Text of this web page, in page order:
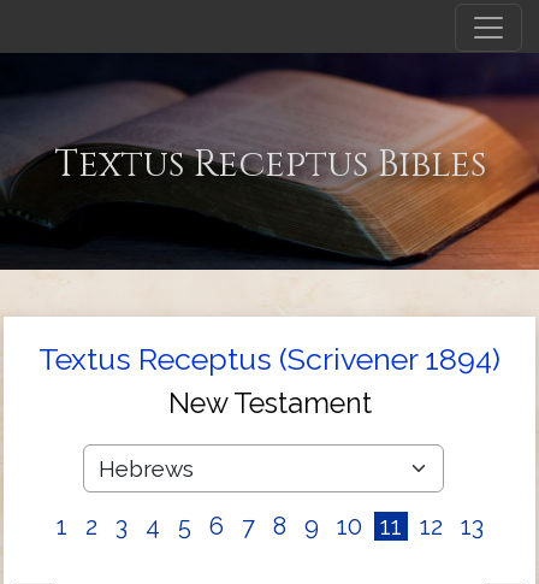
Textus Receptus Bibles
Textus Receptus (Scrivener 1894)
New Testament
1 2 3 4 5 6 7 8 9 10 11 12 13